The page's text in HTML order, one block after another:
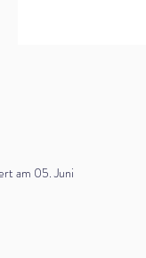
am 05. Juni